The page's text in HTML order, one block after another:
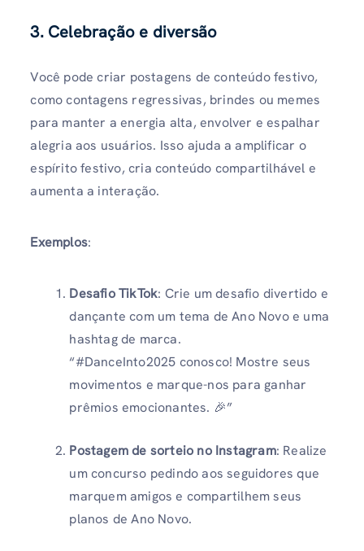
3. Celebração e diversão
Você pode criar postagens de conteúdo festivo,
como contagens regressivas, brindes ou memes
para manter a energia alta, envolver e espalhar
alegria aos usuários. Isso ajuda a amplificar o
espírito festivo, cria conteúdo compartilhável e
aumenta a interação.
Exemplos:
Desafio TikTok: Crie um desafio divertido e
dançante com um tema de Ano Novo e uma
hashtag de marca.
“#DanceInto2025 conosco! Mostre seus
movimentos e marque-nos para ganhar
prêmios emocionantes. 🎉”
Postagem de sorteio no Instagram: Realize
um concurso pedindo aos seguidores que
marquem amigos e compartilhem seus
planos de Ano Novo.